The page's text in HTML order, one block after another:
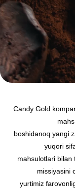
Candy Gold
boshidanoq yangi
yuqori
mahsulotlari bilan
missiyasini
yurtimiz